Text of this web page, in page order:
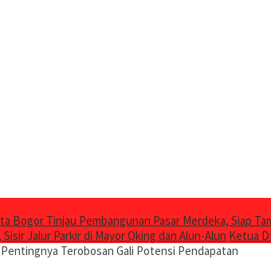
Bogor Tinjau Pembangunan Pasar Merdeka, Siap
Jalur Parkir di Mayor Oking dan Alun-Alun Ketua
Terobosan Gali Potensi Pendapatan